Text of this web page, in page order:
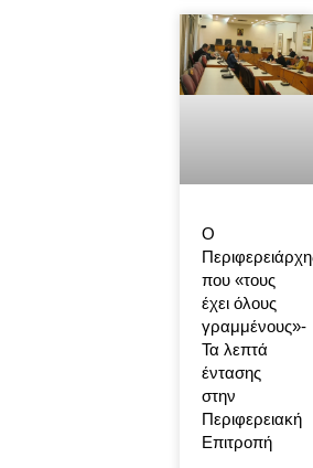
Ο
Περιφερειάρχης
που «τους
έχει όλους
γραμμένους»-
Τα λεπτά
έντασης
στην
Περιφερειακή
Επιτροπή